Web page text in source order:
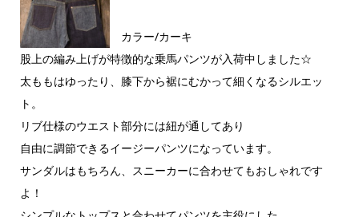
カラー/カーキ
股上の編み上げが特徴的な乗馬パンツが入荷中しました☆
太ももはゆったり、膝下から裾にむかって細くなるシルエッ
ト。
リブ仕様のウエスト部分には紐が通してあり
自由に調節できるイージーパンツになっています。
サンダルはもちろん、スニーカーに合わせてもおしゃれです
よ！